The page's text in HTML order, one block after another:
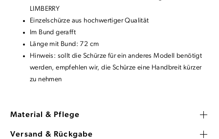
LIMBERRY
Einzelschürze aus hochwertiger Qualität
Im Bund gerafft
Länge mit Bund: 72 cm
Hinweis: sollt die Schürze für ein anderes Modell benötigt
werden, empfehlen wir, die Schürze eine Handbreit kürzer
zu nehmen
Material & Pflege
Versand & Rückgabe